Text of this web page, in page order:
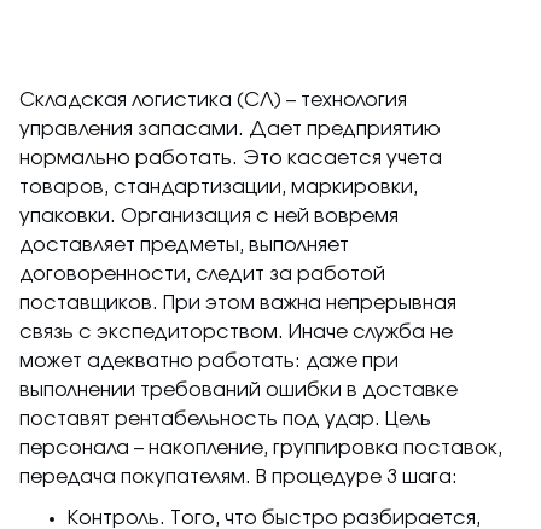
Складская логистика (СЛ) – технология
управления запасами. Дает предприятию
нормально работать. Это касается учета
товаров, стандартизации, маркировки,
упаковки. Организация с ней вовремя
доставляет предметы, выполняет
договоренности, следит за работой
поставщиков. При этом важна непрерывная
связь с экспедиторством. Иначе служба не
может адекватно работать: даже при
выполнении требований ошибки в доставке
поставят рентабельность под удар. Цель
персонала – накопление, группировка поставок,
передача покупателям. В процедуре 3 шага:
Контроль. Того, что быстро разбирается,